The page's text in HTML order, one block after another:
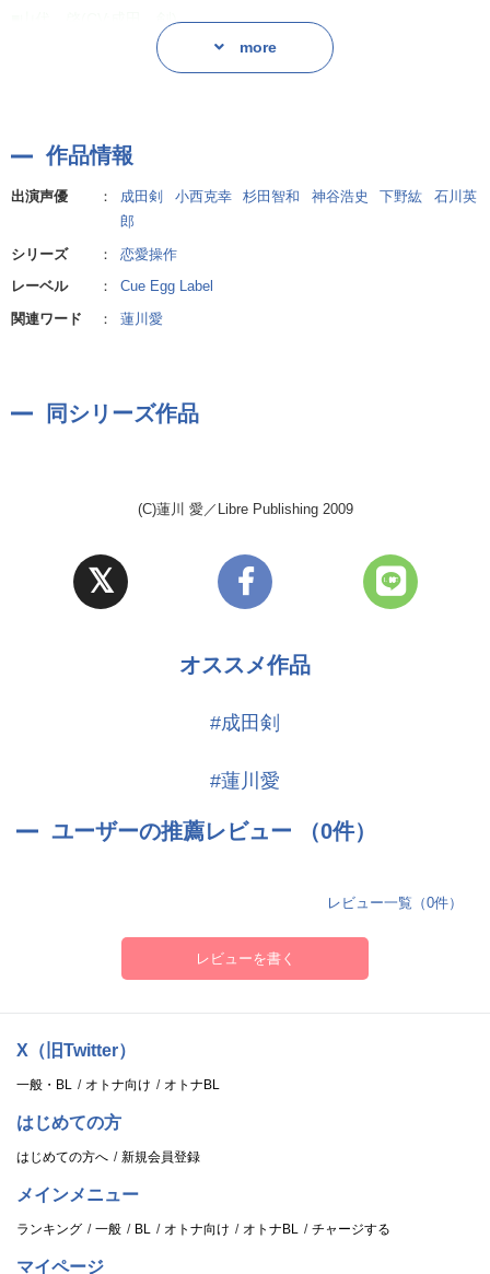
■山代 啓(CV:成田 剣)
杉本ライフデザインに勤める、新進気鋭のインテリアデザイナー。
「海霧」本店や「Nebula Sinus-JIRI」屋上テラスの改装を手掛け
「JIRI」グループの代表取締役。プライベートでは、山代の全てに
夢中
テンダー。何かにつけて山代を挑発する素振りを見せる笹谷だが、
その真意は…!?
奥村の甥で有能な秘書。人をよく見ていて、本質をズバリと見抜く
■吉野亜澄(CV:下野 紘)
山代の学生時代からの友人。「海霧」改装などの店内家具を手掛け
more
作品情報
出演声優 ： 成田剣 小西克幸 杉田智和 神谷浩史 下野紘
石川英
郎
シリーズ
：
恋愛操作
レーベル
：
Cue Egg Label
関連ワード
： 蓮川愛
同シリーズ作品
(C)蓮川 愛／Libre Publishing 2009
オススメ作品
#成田剣
#蓮川愛
ユーザーの推薦レビュー （0件）
レビュー一覧（0件）
レビューを書く
X（旧Twitter）
一般・BL オトナ向け オトナBL
はじめての方
はじめての方へ 新規会員登録
メインメニュー
ランキング 一般 BL オトナ向け オトナBL チャージする
マイページ